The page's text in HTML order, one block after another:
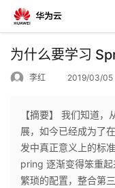
返
个
为什么要学习
李红 2019/03/05
【摘要】 我们知道
展，如今已经成为了
发中真正意义上的标
pring 逐渐变得笨重起
繁琐的配置，整合第